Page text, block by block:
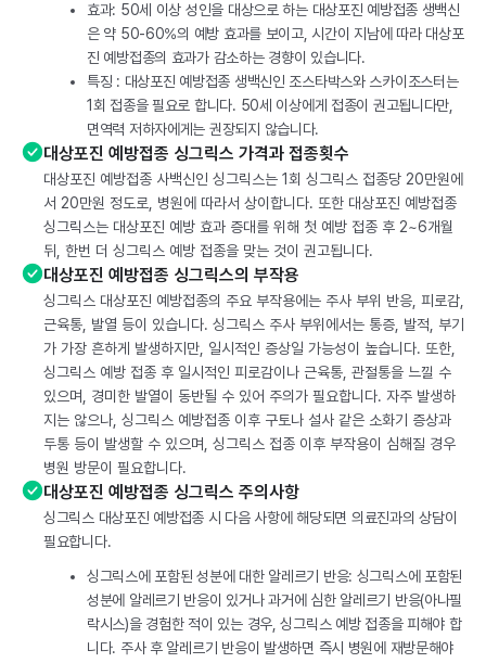
효과: 50세 이상 성인을 대상으로 하는 대상포진 예방접종 생백신
은 약 50-60%의 예방 효과를 보이고, 시간이 지남에 따라 대상포
진 예방접종의 효과가 감소하는 경향이 있습니다.
특징 : 대상포진 예방접종 생백신인 조스타박스와 스카이조스터는
1회 접종을 필요로 합니다. 50세 이상에게 접종이 권고됩니다만,
면역력 저하자에게는 권장되지 않습니다.
대상포진 예방접종 싱그릭스 가격과 접종횟수
대상포진 예방접종 사백신인 싱그릭스는 1회 싱그릭스 접종당 20만원에
서 20만원 정도로, 병원에 따라서 상이합니다. 또한 대상포진 예방접종
싱그릭스는 대상포진 예방 효과 증대를 위해 첫 예방 접종 후 2~6개월
뒤, 한번 더 싱그릭스 예방 접종을 맞는 것이 권고됩니다.
대상포진 예방접종 싱그릭스의 부작용
싱그릭스 대상포진 예방접종의 주요 부작용에는 주사 부위 반응, 피로감,
근육통, 발열 등이 있습니다. 싱그릭스 주사 부위에서는 통증, 발적, 부기
가 가장 흔하게 발생하지만, 일시적인 증상일 가능성이 높습니다. 또한,
싱그릭스 예방 접종 후 일시적인 피로감이나 근육통, 관절통을 느낄 수
있으며, 경미한 발열이 동반될 수 있어 주의가 필요합니다. 자주 발생하
지는 않으나, 싱그릭스 예방접종 이후 구토나 설사 같은 소화기 증상과
두통 등이 발생할 수 있으며, 싱그릭스 접종 이후 부작용이 심해질 경우
병원 방문이 필요합니다.
대상포진 예방접종 싱그릭스 주의사항
싱그릭스 대상포진 예방접종 시 다음 사항에 해당되면 의료진과의 상담이
필요합니다.
싱그릭스에 포함된 성분에 대한 알레르기 반응: 싱그릭스에 포함된
성분에 알레르기 반응이 있거나 과거에 심한 알레르기 반응(아나필
락시스)을 경험한 적이 있는 경우, 싱그릭스 예방 접종을 피해야 합
니다. 주사 후 알레르기 반응이 발생하면 즉시 병원에 재방문해야